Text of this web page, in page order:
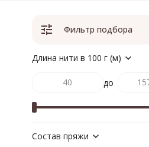
Фильтр подбора
Длина нити в 100 г (м)
до
Состав пряжи